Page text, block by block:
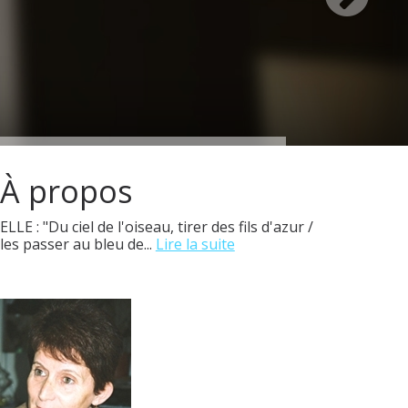
À propos
ELLE : "Du ciel de l'oiseau, tirer des fils d'azur /
les passer au bleu de... Lire la suite